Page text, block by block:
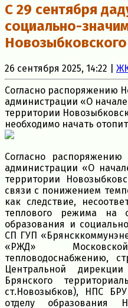
С 29 сентября
социально-
26 сентября 2025, 14:22 |
Согласно распоряжению
администрации «О
территории
необходимо начать
Согласно распоряжению
администрации «О
территории
связи с понижением
как следствие,
теплового режима на
образования и
СП ГУП
«РЖД»
тепловодоснабжению,
Центральной
Брянского
ст.Новозыбков), НПС
отделу образования